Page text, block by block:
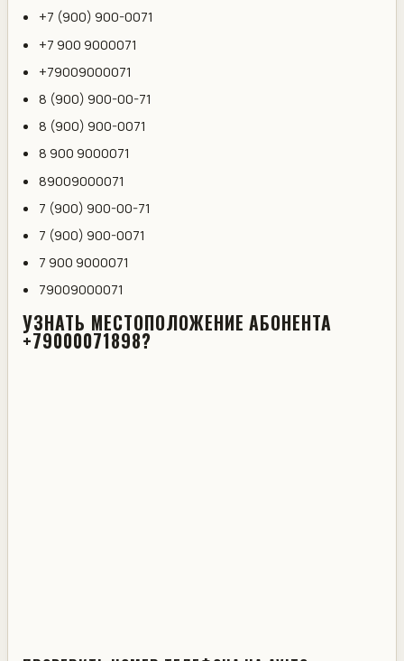
+7 (900) 900-0071
+7 900 9000071
+79009000071
8 (900) 900-00-71
8 (900) 900-0071
8 900 9000071
89009000071
7 (900) 900-00-71
7 (900) 900-0071
7 900 9000071
79009000071
УЗНАТЬ МЕСТОПОЛОЖЕНИЕ АБОНЕНТА
+79000071898?